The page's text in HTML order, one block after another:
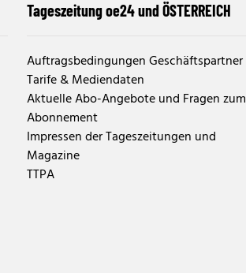
Tageszeitung oe24 und ÖSTERREICH
Auftragsbedingungen Geschäftspartner
Tarife & Mediendaten
Aktuelle Abo-Angebote und Fragen zum
Abonnement
Impressen der Tageszeitungen und
Magazine
TTPA